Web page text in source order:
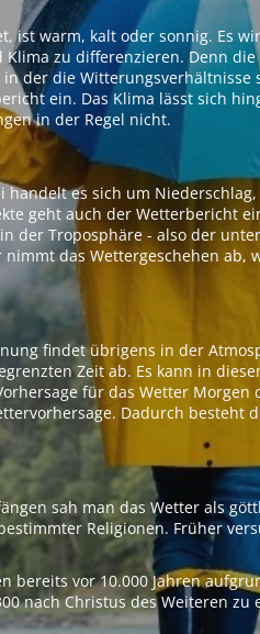
ist warm, kalt oder sonnig. Es
zu differenzieren. Denn
der die Witterungsverhältnisse
ein. Das Klima lässt sich
in der Regel nicht.
es sich um
geht auch der Wetterbericht
der Troposphäre - also der
das Wettergeschehen ab,
findet übrigens in der
Zeit ab. Es kann in
für das Wetter Morgen
Dadurch besteht
sah man das Wetter als
Religionen. Früher
bereits vor 10.000 Jahren
nach Christus des Weiteren zu